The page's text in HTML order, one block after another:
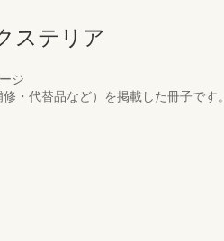
ステリア
ジ
・代替品など）を掲載した冊子です。